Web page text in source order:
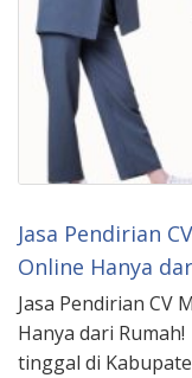
Jasa Pendirian
Online Hanya
Jasa Pendirian CV
Hanya dari
tinggal di